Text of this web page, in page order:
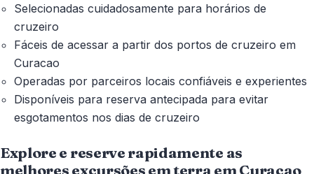
Selecionadas cuidadosamente para horários de
cruzeiro
Fáceis de acessar a partir dos portos de cruzeiro em
Curacao
Operadas por parceiros locais confiáveis e experientes
Disponíveis para reserva antecipada para evitar
esgotamentos nos dias de cruzeiro
Explore e reserve rapidamente as
melhores excursões em terra em Curacao